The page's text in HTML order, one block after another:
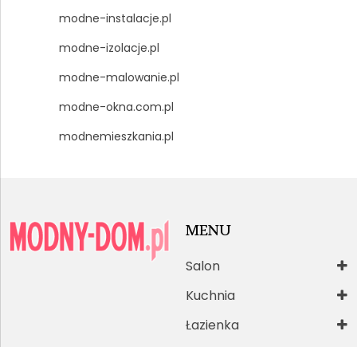
modne-instalacje.pl
modne-izolacje.pl
modne-malowanie.pl
modne-okna.com.pl
modnemieszkania.pl
MENU
Salon
Kuchnia
Łazienka